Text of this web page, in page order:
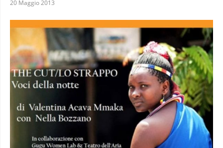
20 Maggio 2013